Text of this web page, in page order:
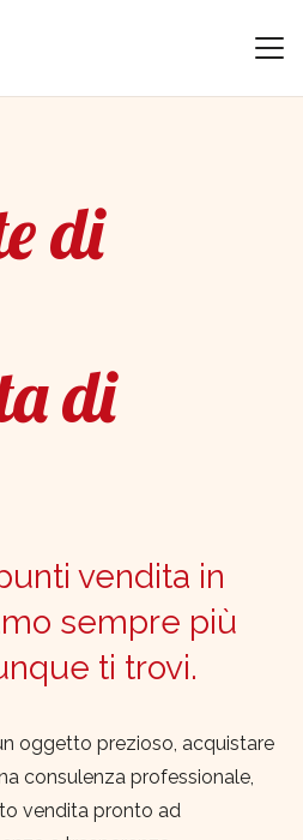
di
di
vendita in
sempre più
ti trovi.
oggetto prezioso, acquistare
consulenza professionale,
vendita pronto ad